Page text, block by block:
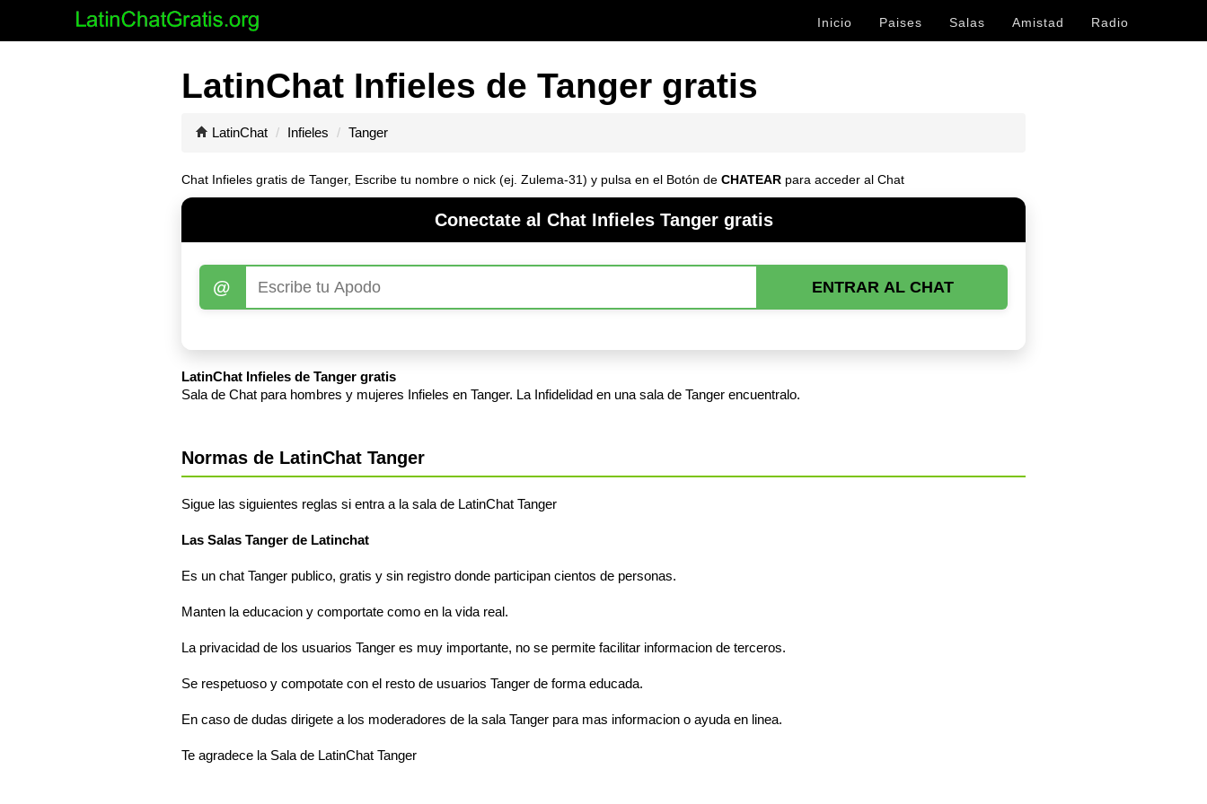
Inicio Paises Salas Amistad Radio
LatinChat Infieles de Tanger gratis
LatinChat Infieles Tanger
Chat Infieles gratis de Tanger, Escribe tu nombre o nick (ej. Zulema-31) y pulsa en el Botón de CHATEAR para acceder al Chat
Conectate al Chat Infieles Tanger gratis
@ ENTRAR AL CHAT
LatinChat Infieles de Tanger gratis
Sala de Chat para hombres y mujeres Infieles en Tanger. La Infidelidad en una sala de Tanger encuentralo.
Normas de LatinChat Tanger
Sigue las siguientes reglas si entra a la sala de LatinChat Tanger
Las Salas Tanger de Latinchat
Es un chat Tanger publico, gratis y sin registro donde participan cientos de personas.
Manten la educacion y comportate como en la vida real.
La privacidad de los usuarios Tanger es muy importante, no se permite facilitar informacion de terceros.
Se respetuoso y compotate con el resto de usuarios Tanger de forma educada.
En caso de dudas dirigete a los moderadores de la sala Tanger para mas informacion o ayuda en linea.
Te agradece la Sala de LatinChat Tanger